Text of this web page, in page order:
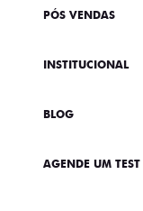
PÓS VENDAS
INSTITUCIONAL
BLOG
AGENDE UM